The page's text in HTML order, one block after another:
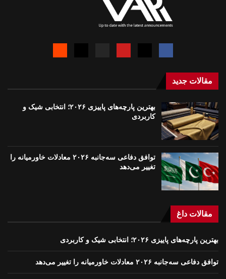
مقالات جدید
بهترین پارچه‌های پاییزی ۲۰۲۶؛ انتخابی شیک و
کاربردی
توافق دفاعی سه‌جانبه ۲۰۲۶ معادلات خاورمیانه را
تغییر می‌دهد
مقالات داغ
بهترین پارچه‌های پاییزی ۲۰۲۶؛ انتخابی شیک و کاربردی
توافق دفاعی سه‌جانبه ۲۰۲۶ معادلات خاورمیانه را تغییر می‌دهد